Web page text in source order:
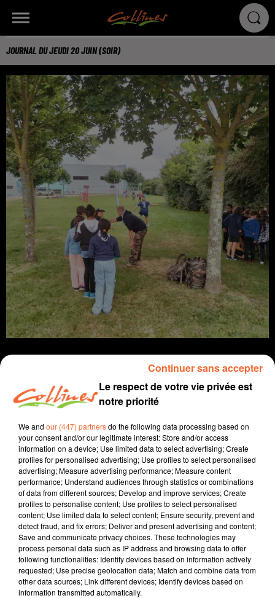
JOURNAL DU JEUDI 20 JUIN (SOIR)
info
20 juin 2024 - 16 min 8 sec
JOURNAL DU JEUDI 20 JUIN (SOIR)
Fabien Gazeau
L'info près de chez vous
Présenté par Fabien Gazeau
- Philippe Hinschberger déplore la "gestion calamiteuse
des Chamois niortais"
- Xavier Benaud fait son retour à Bressuire dans un rôle
de conseiller technique.
- Législatives : la candidature de Mathieu Manceau
Le respect de votre vie privée est
notre priorité
We and our (447) partnersdo the following data processing based on
your consent and/or our legitimate interest: Store and/or access
information on a device; Use limited data to select advertising; Create
profiles for personalised advertising; Use profiles to select personalised
advertising; Measure advertising performance; Measure content
performance; Understand audiences through statistics or combinations
of data from different sources; Develop and improve services; Create
profiles to personalise content; Use profiles to select personalised
content; Use limited data to select content; Ensure security, prevent and
detect fraud, and fix errors; Deliver and present advertising and content;
Save and communicate privacy choices. These technologies may
process personal data such as IP address and browsing data to offer
following functionalities: Identify devices based on information actively
requested; Use precise geolocation data; Match and combine data from
other data sources; Link different devices; Identify devices based on
information transmitted automatically.
Continuer sans accepter